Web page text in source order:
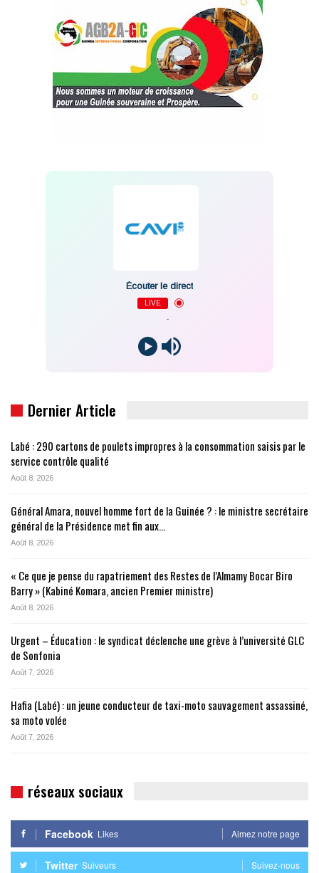
Écouter le direct
LIVE
Dernier Article
Labé : 290 cartons de poulets impropres à la consommation saisis par le
service contrôle qualité
Août 8, 2026
Général Amara, nouvel homme fort de la Guinée ? : le ministre secrétaire
général de la Présidence met fin aux…
Août 8, 2026
« Ce que je pense du rapatriement des Restes de l’Almamy Bocar Biro
Barry » (Kabiné Komara, ancien Premier ministre)
Août 8, 2026
Urgent – Éducation : le syndicat déclenche une grève à l’université GLC
de Sonfonia
Août 7, 2026
Hafia (Labé) : un jeune conducteur de taxi-moto sauvagement assassiné,
sa moto volée
Août 7, 2026
réseaux sociaux
Facebook Likes Aimez notre page
Twitter Suiveurs Suivez-nous